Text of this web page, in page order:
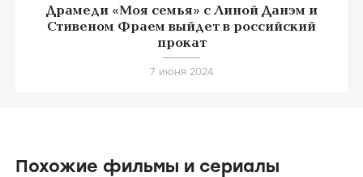
Драмеди «Моя семья» с Линой Данэм и
Стивеном Фраем выйдет в российский
прокат
7 июня 2024
Похожие фильмы и сериалы